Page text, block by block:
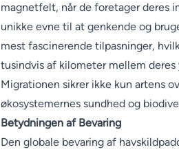
magnetfelt, når de foretager deres
unikke evne til at genkende og
mest fascinerende tilpasninger,
tusindvis af kilometer mellem
Migrationen sikrer ikke kun artens
økosystemernes sundhed og
Betydningen af Bevaring
Den globale bevaring af